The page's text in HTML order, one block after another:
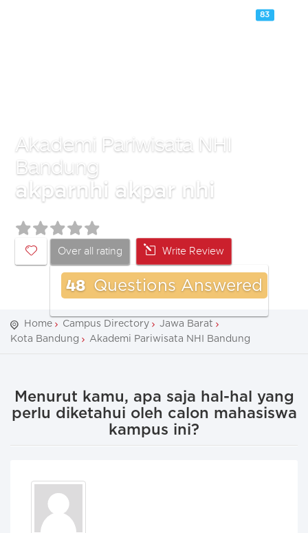
83
Akademi Pariwisata NHI
Bandung
akparnhi akpar nhi
Over all rating Write Review
48 Questions Answered
Home Campus Directory
Jawa Barat
Kota Bandung
Akademi Pariwisata NHI Bandung
Menurut kamu, apa saja hal-hal yang
perlu diketahui oleh calon mahasiswa
kampus ini?